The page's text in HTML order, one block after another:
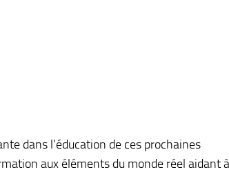
dans l’éducation de ces prochaines
aux éléments du monde réel aidant à